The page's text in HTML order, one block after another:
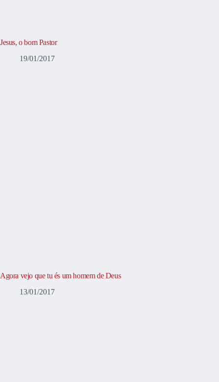
Jesus, o bom Pastor
19/01/2017
Agora vejo que tu és um homem de Deus
13/01/2017